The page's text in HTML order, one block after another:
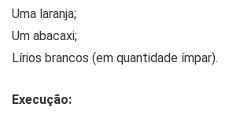
Uma laranja;
Um abacaxi;
Lírios brancos (em quantidade ímpar).
Execução: